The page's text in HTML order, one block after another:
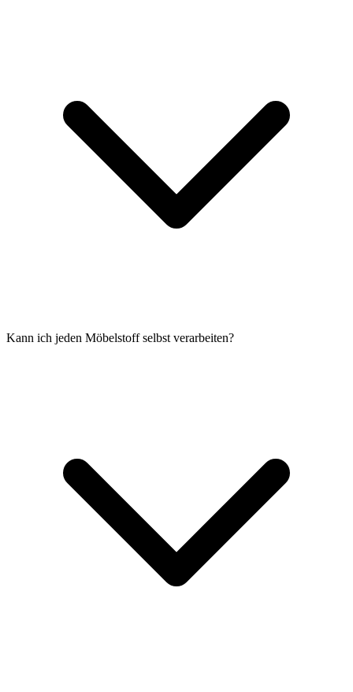
Kann ich jeden Möbelstoff selbst verarbeiten?